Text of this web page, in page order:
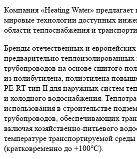
Компания «Heating Water»
мировые технологии доступных
области теплоснабжения и
Бренды отечественных и
предварительно
трубопроводов на основе сшитого
из полибутилена, полиэтилена
PE-RT тип II для наружных систем
и холодного водоснабжения.
использования в строительстве
трубопроводов, обеспечивающих
включая хозяйственно-питьевого
температуре транспортируемой
(кратковременно до +100°С).